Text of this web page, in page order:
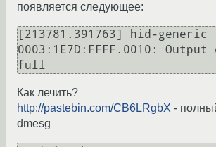
появляется следующее:
[213781.391763] hid-generic
0003:1E7D:FFFF.0010: Output
full
Как лечить?
http://pastebin.com/CB6LRgbX -
dmesg